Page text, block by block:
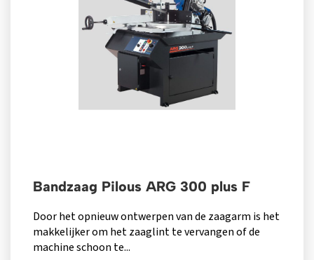
Bandzaag Pilous ARG 300 plus F
Door het opnieuw ontwerpen van de zaagarm is het
makkelijker om het zaaglint te vervangen of de
machine schoon te...